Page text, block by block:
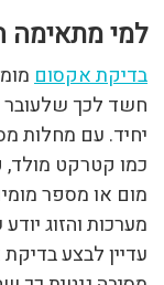
למי מתאימה
בדיקת אקסום
חשד לכך שלעובר
יחיד. עם מחלות
כמו קטרקט מולד,
מום או מספר
מערכות והזוג
עדיין לבצע